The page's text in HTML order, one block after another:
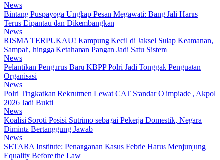
News
Bintang Puspayoga Ungkap Pesan Megawati: Bang Jali Harus
Terus Dipantau dan Dikembangkan
News
RISMA TERPUKAU! Kampung Kecil di Jaksel Sulap Keamanan,
Sampah, hingga Ketahanan Pangan Jadi Satu Sistem
News
Pelantikan Pengurus Baru KBPP Polri Jadi Tonggak Penguatan
Organisasi
News
Polri Tingkatkan Rekrutmen Lewat CAT Standar Olimpiade , Akpol
2026 Jadi Bukti
News
Koalisi Soroti Posisi Sutrimo sebagai Pekerja Domestik, Negara
Diminta Bertanggung Jawab
News
SETARA Institute: Penanganan Kasus Febrie Harus Menjunjung
Equality Before the Law